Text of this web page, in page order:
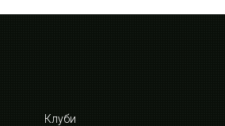
Клуби